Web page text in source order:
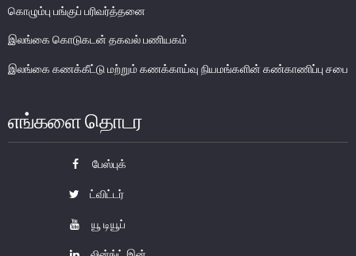
அரச பிணையங்கள் சந்தை
கம்பனிப் படுகடன் பிணையங்கள் சந்தை
கொடுப்பனவு மற்றும் தீர்ப்பனவு முறைமைகள்
கொடுகடன் தகவல்
கொழும்பு பங்குப் பரிவர்த்தனை
இலங்கை கொடுகடன் தகவல் பணியகம்
இலங்கை கணக்கீட்டு மற்றும் கணக்காய்வு நியமங்களின் கண்காணிப்பு சபை
எங்களை தொடர
பேஸ்புக்
ட்விட்டர்
யூ டியூப்